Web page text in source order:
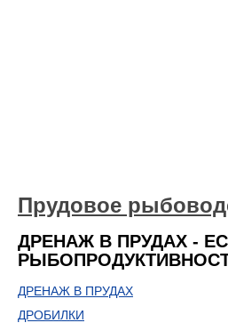
Прудовое
ДРЕНАЖ В ПРУДАХ -
ДРЕНАЖ В ПРУДАХ
ДРОБИЛКИ